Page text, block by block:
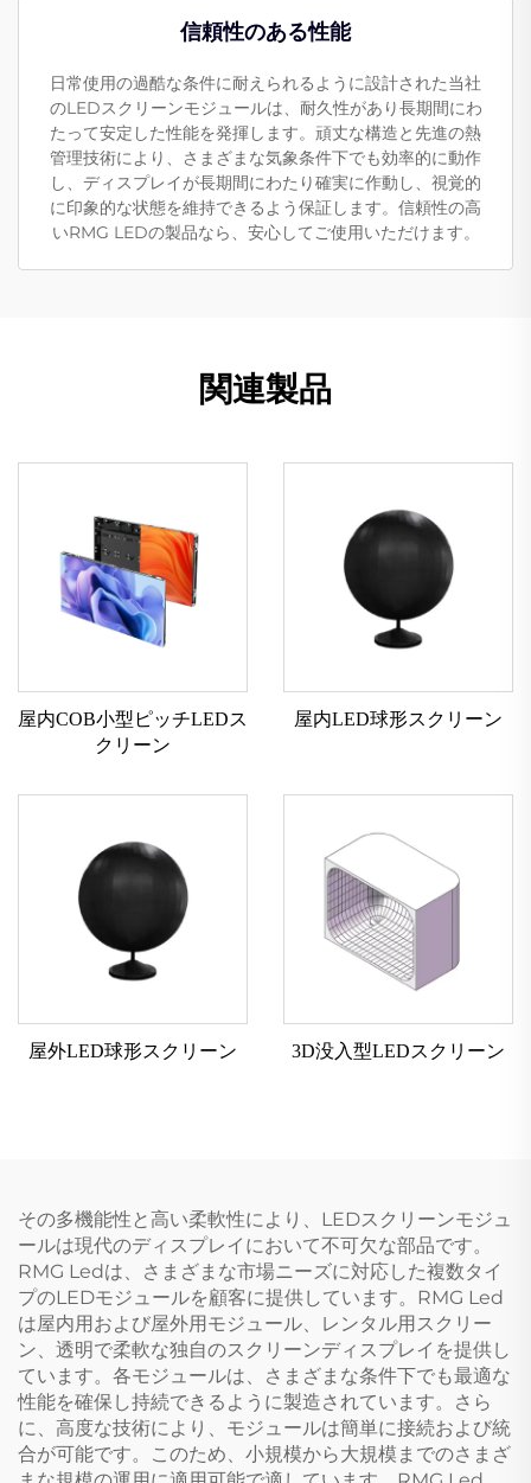
信頼性のある性能
日常使用の過酷な条件に耐えられるように設計された当社
のLEDスクリーンモジュールは、耐久性があり長期間にわ
たって安定した性能を発揮します。頑丈な構造と先進の熱
管理技術により、さまざまな気象条件下でも効率的に動作
し、ディスプレイが長期間にわたり確実に作動し、視覚的
に印象的な状態を維持できるよう保証します。信頼性の高
いRMG LEDの製品なら、安心してご使用いただけます。
関連製品
屋内COB小型ピッチLEDス
クリーン
屋内LED球形スクリーン
屋外LED球形スクリーン 3D没入型LEDスクリーン
その多機能性と高い柔軟性により、LEDスクリーンモジュ
ールは現代のディスプレイにおいて不可欠な部品です。
RMG Ledは、さまざまな市場ニーズに対応した複数タイ
プのLEDモジュールを顧客に提供しています。RMG Led
は屋内用および屋外用モジュール、レンタル用スクリー
ン、透明で柔軟な独自のスクリーンディスプレイを提供し
ています。各モジュールは、さまざまな条件下でも最適な
性能を確保し持続できるように製造されています。さら
に、高度な技術により、モジュールは簡単に接続および統
合が可能です。このため、小規模から大規模までのさまざ